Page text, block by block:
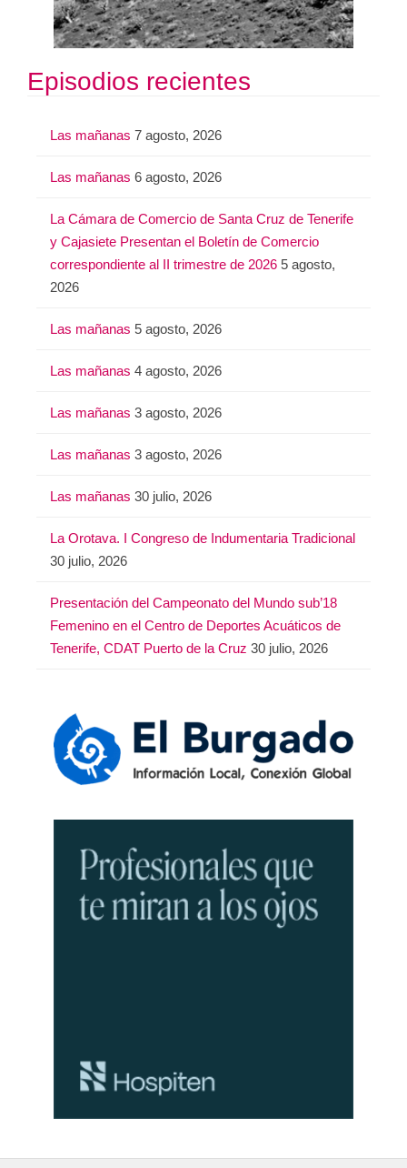
Episodios recientes
Las mañanas 7 agosto, 2026
Las mañanas 6 agosto, 2026
La Cámara de Comercio de Santa Cruz de Tenerife
y Cajasiete Presentan el Boletín de Comercio
correspondiente al II trimestre de 2026 5 agosto,
2026
Las mañanas 5 agosto, 2026
Las mañanas 4 agosto, 2026
Las mañanas 3 agosto, 2026
Las mañanas 3 agosto, 2026
Las mañanas 30 julio, 2026
La Orotava. I Congreso de Indumentaria Tradicional
30 julio, 2026
Presentación del Campeonato del Mundo sub’18
Femenino en el Centro de Deportes Acuáticos de
Tenerife, CDAT Puerto de la Cruz 30 julio, 2026